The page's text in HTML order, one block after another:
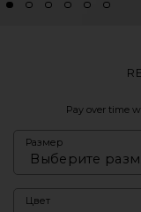
Pay over time
Размер
Цвет